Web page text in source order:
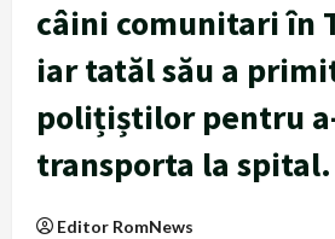
câini comunitari în
iar tatăl său a
polițiștilor pentru
transporta la spital.
Editor RomNews